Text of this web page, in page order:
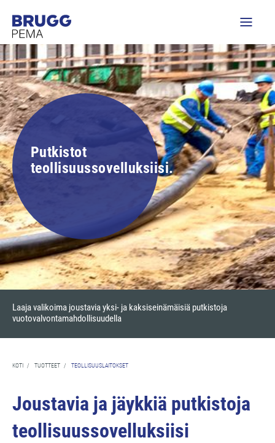
Putkistot
teollisuussovelluksiisi.
Laaja valikoima joustavia yksi- ja kaksiseinämäisiä putkistoja
vuotovalvontamahdollisuudella
KOTI / TUOTTEET / TEOLLISUUSLAITOKSET
Joustavia ja jäykkiä putkistoja
teollisuussovelluksiisi